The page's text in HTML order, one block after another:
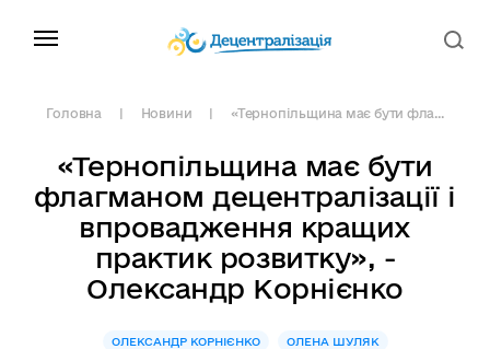
Головна Новини «Тернопільщина має бути фла...
«Тернопільщина має бути
флагманом децентралізації і
впровадження кращих
практик розвитку», -
Олександр Корнієнко
ОЛЕКСАНДР КОРНІЄНКО ОЛЕНА ШУЛЯК